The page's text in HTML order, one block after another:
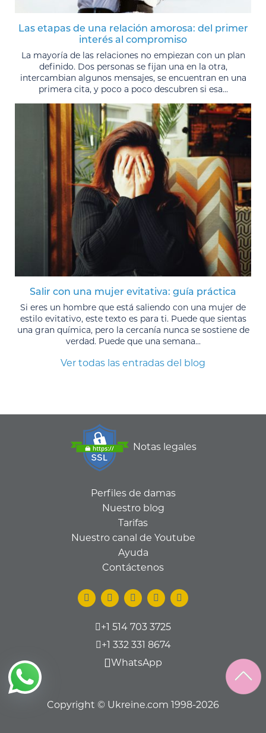
Las etapas de una relación amorosa: del primer
interés al compromiso
La mayoría de las relaciones no empiezan con un plan
definido. Dos personas se fijan una en la otra,
intercambian algunos mensajes, se encuentran en una
primera cita, y poco a poco descubren si esa...
Salir con una mujer evitativa: guía práctica
Si eres un hombre que está saliendo con una mujer de
estilo evitativo, este texto es para ti. Puede que sientas
una gran química, pero la cercanía nunca se sostiene de
verdad. Puede que una semana...
Ver todas las entradas del blog
Notas legales
Perfiles de damas
Nuestro blog
Tarifas
Nuestro canal de Youtube
Ayuda
Contáctenos
+1 514 703 3725
+1 332 331 8674
WhatsApp
Copyright © Ukreine.com 1998-2026